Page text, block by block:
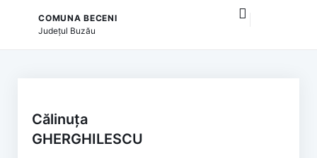
COMUNA BECENI
Județul Buzău
Călinuța
GHERGHILESCU